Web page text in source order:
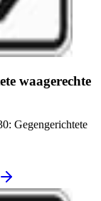
waagerechte
Gegengerichtete